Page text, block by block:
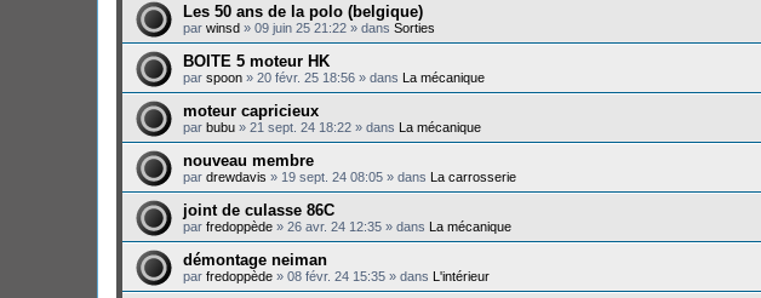
Les 50 ans de la polo (belgique)
par winsd » 09 juin 25 21:22 » dans Sorties
BOITE 5 moteur HK
par spoon » 20 févr. 25 18:56 » dans La mécanique
moteur capricieux
par bubu » 21 sept. 24 18:22 » dans La mécanique
nouveau membre
par drewdavis » 19 sept. 24 08:05 » dans La carrosserie
joint de culasse 86C
par fredoppède » 26 avr. 24 12:35 » dans La mécanique
démontage neiman
par fredoppède » 08 févr. 24 15:35 » dans L'intérieur